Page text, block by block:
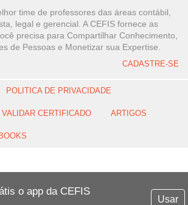
o app da CEFIS
Usar
time de professores das áreas contábil,
legal e gerencial. A CEFIS fornece as
precisa para Compartilhar Conhecimento,
de Pessoas e Monetizar sua Expertise.
CADASTRE-SE
POLITICA DE PRIVACIDADE
VALIDAR CERTIFICADO ARTIGOS